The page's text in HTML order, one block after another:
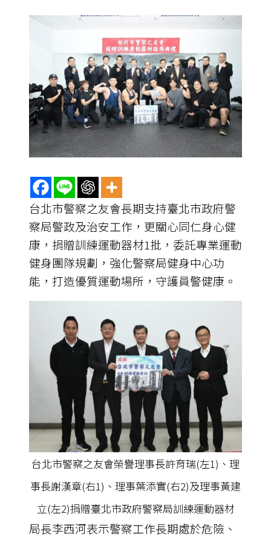
台北市警察之友會長期支持臺北市政府警
察局警政及治安工作，更關心同仁身心健
康，捐贈訓練運動器材1批，委託專業運動
健身團隊規劃，強化警察局健身中心功
能，打造優質運動場所，守護員警健康。
台北市警察之友會榮譽理事長許育瑞(左1)、理
事長謝漢章(右1)、理事葉添實(右2)及理事黃建
立(左2)捐贈臺北市政府警察局訓練運動器材
局長李西河表示警察工作長期處於危險、